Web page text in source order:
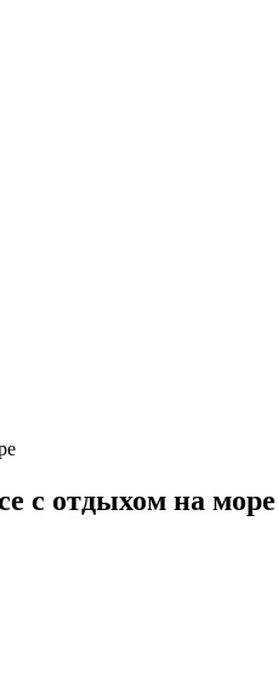
с отдыхом на море